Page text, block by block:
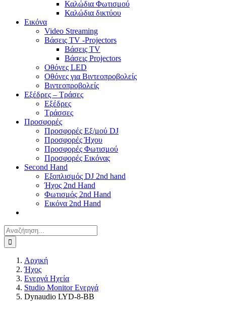
Καλώδια Φωτισμού
Καλώδια δικτύου
Εικόνα
Video Streaming
Βάσεις TV -Projectors
Βάσεις TV
Βάσεις Projectors
Οθόνες LED
Οθόνες για Βιντεοπροβολείς
Βιντεοπροβολείς
Εξέδρες – Τράσες
Εξέδρες
Τράσσες
Προσφορές
Προσφορές Εξ/μού DJ
Προσφορές Ήχου
Προσφορές Φωτισμού
Προσφορές Εικόνας
Second Hand
Εξοπλισμός DJ 2nd hand
Ήχος 2nd Hand
Φωτισμός 2nd Hand
Εικόνα 2nd Hand
Αναζήτηση
για:
Αρχική
Ήχος
Ενεργά Ηχεία
Studio Monitor Ενεργά
Dynaudio LYD-8-BB